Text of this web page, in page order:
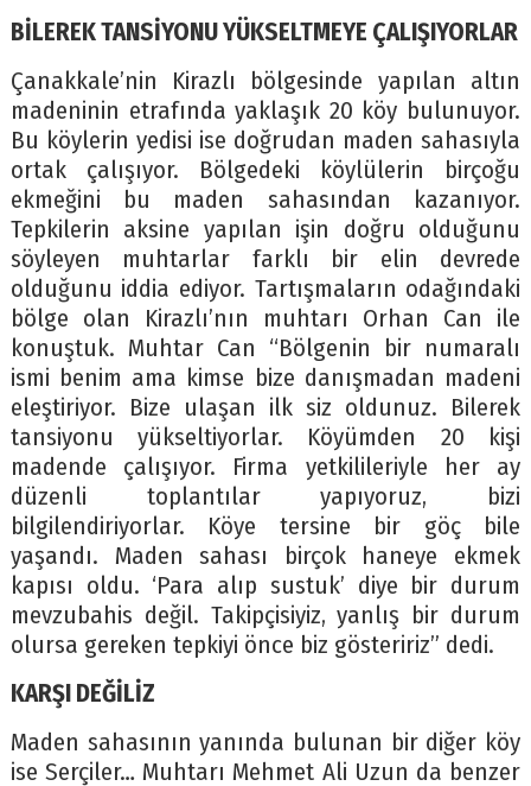
BİLEREK TANSİYONU YÜKSELTMEYE ÇALIŞIYORLAR
Çanakkale’nin Kirazlı bölgesinde yapılan altın
madeninin etrafında yaklaşık 20 köy bulunuyor.
Bu köylerin yedisi ise doğrudan maden sahasıyla
ortak çalışıyor. Bölgedeki köylülerin birçoğu
ekmeğini bu maden sahasından kazanıyor.
Tepkilerin aksine yapılan işin doğru olduğunu
söyleyen muhtarlar farklı bir elin devrede
olduğunu iddia ediyor. Tartışmaların odağındaki
bölge olan Kirazlı’nın muhtarı Orhan Can ile
konuştuk. Muhtar Can “Bölgenin bir numaralı
ismi benim ama kimse bize danışmadan madeni
eleştiriyor. Bize ulaşan ilk siz oldunuz. Bilerek
tansiyonu yükseltiyorlar. Köyümden 20 kişi
madende çalışıyor. Firma yetkilileriyle her ay
düzenli toplantılar yapıyoruz, bizi
bilgilendiriyorlar. Köye tersine bir göç bile
yaşandı. Maden sahası birçok haneye ekmek
kapısı oldu. ‘Para alıp sustuk’ diye bir durum
mevzubahis değil. Takipçisiyiz, yanlış bir durum
olursa gereken tepkiyi önce biz gösteririz” dedi.
KARŞI DEĞİLİZ
Maden sahasının yanında bulunan bir diğer köy
ise Serçiler… Muhtarı Mehmet Ali Uzun da benzer